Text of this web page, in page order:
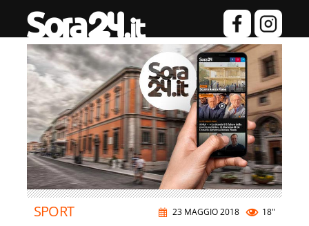
23 MAGGIO 2018 18"
SPORT